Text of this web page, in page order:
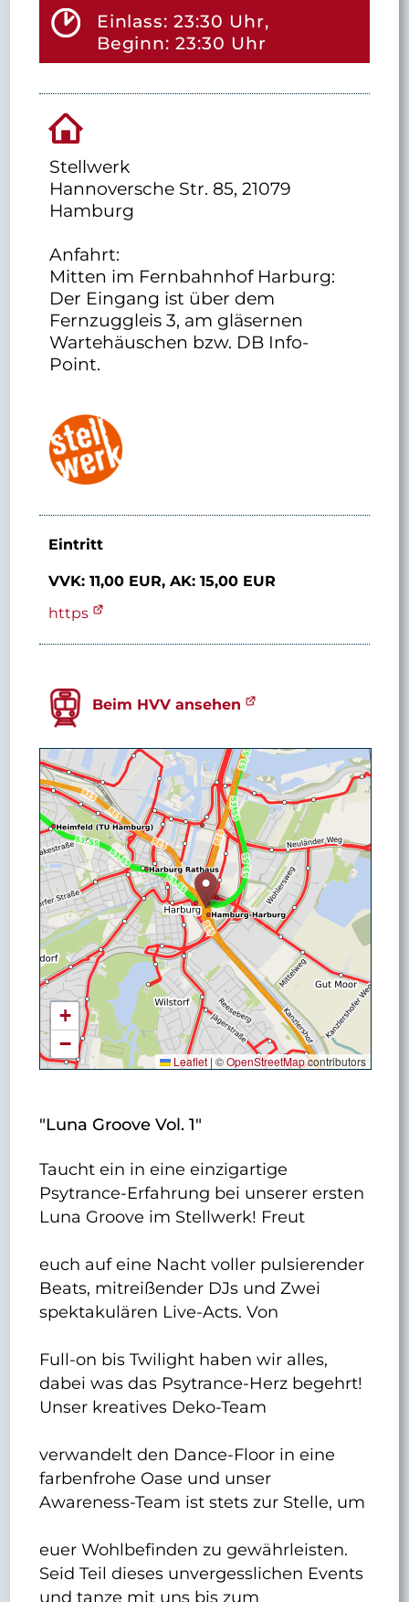
Einlass: 23:30 Uhr,
Beginn: 23:30 Uhr
Stellwerk
Hannoversche Str. 85, 21079
Hamburg
Anfahrt:
Mitten im Fernbahnhof Harburg:
Der Eingang ist über dem
Fernzuggleis 3, am gläsernen
Wartehäuschen bzw. DB Info-
Point.
Eintritt
VVK: 11,00 EUR, AK: 15,00 EUR
https
Beim HVV ansehen
+
−
Leaflet | ©OpenStreetMapcontributors
"Luna Groove Vol. 1"
Taucht ein in eine einzigartige
Psytrance-Erfahrung bei unserer ersten
Luna Groove im Stellwerk! Freut
euch auf eine Nacht voller pulsierender
Beats, mitreißender DJs und Zwei
spektakulären Live-Acts. Von
Full-on bis Twilight haben wir alles,
dabei was das Psytrance-Herz begehrt!
Unser kreatives Deko-Team
verwandelt den Dance-Floor in eine
farbenfrohe Oase und unser
Awareness-Team ist stets zur Stelle, um
euer Wohlbefinden zu gewährleisten.
Seid Teil dieses unvergesslichen Events
und tanze mit uns bis zum